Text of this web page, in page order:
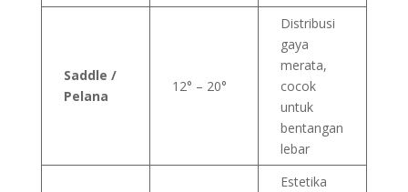
Saddle /
Pelana
12° – 20°
Distribusi
gaya
merata,
cocok
untuk
bentangan
lebar
Estetika